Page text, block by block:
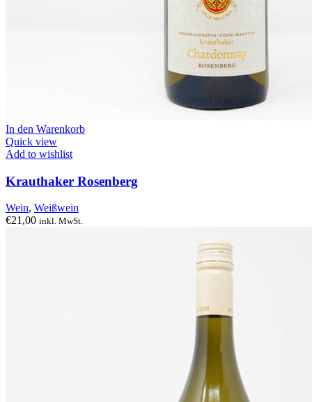
In den Warenkorb
Quick view
Add to wishlist
Krauthaker Rosenberg
Wein, Weißwein
€21,00 inkl. MwSt.